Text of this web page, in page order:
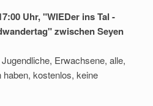
Uhr, "WIEDer ins Tal -
zwischen Seyen
Erwachsene, alle,
kostenlos, keine